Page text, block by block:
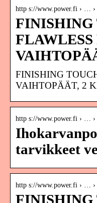
http s://www.power.fi › … ›
FINISHING
FLAWLESS
FINISHING
VAIHTOPÄÄT, 2
http s://www.power.fi › … ›
tarvikkeet
http s://www.power.fi › … ›
FINISHING